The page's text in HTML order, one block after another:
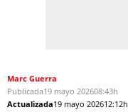
Marc Guerra
Publicada19 mayo 202608:43h
Actualizada19 mayo 202612:12h